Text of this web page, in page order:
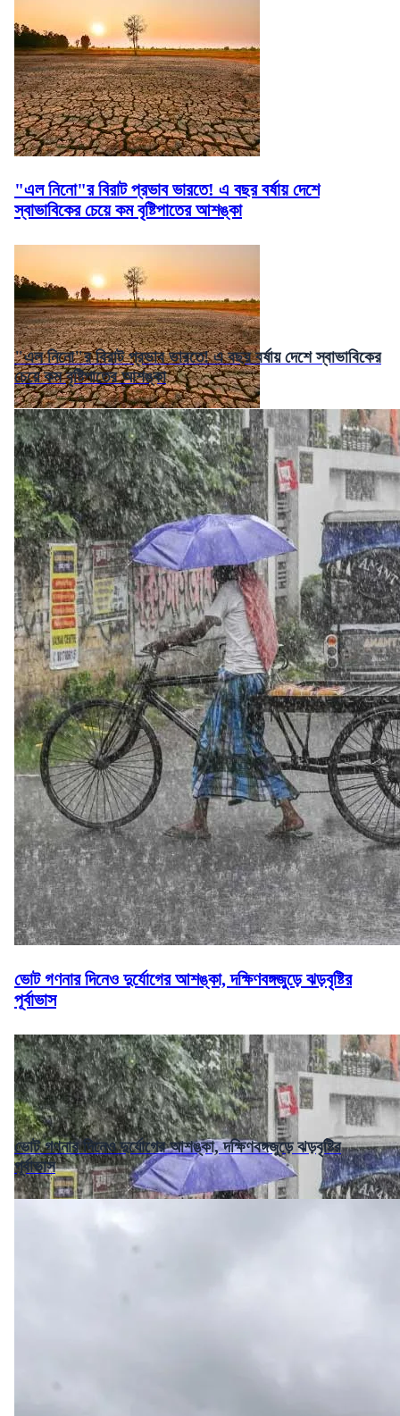
"এল নিনো"র বিরাট প্রভাব ভারতে! এ বছর বর্ষায় দেশে
স্বাভাবিকের চেয়ে কম বৃষ্টিপাতের আশঙ্কা
"এল নিনো"র বিরাট প্রভাব ভারতে! এ বছর বর্ষায় দেশে স্বাভাবিকের
চেয়ে কম বৃষ্টিপাতের আশঙ্কা
ভোট গণনার দিনেও দুর্যোগের আশঙ্কা, দক্ষিণবঙ্গজুড়ে ঝড়বৃষ্টির
পূর্বাভাস
ভোট গণনার দিনেও দুর্যোগের আশঙ্কা, দক্ষিণবঙ্গজুড়ে ঝড়বৃষ্টির
পূর্বাভাস